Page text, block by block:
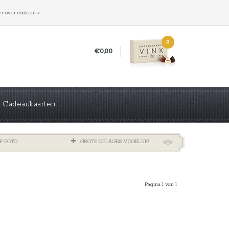
€0,00
0
Cadeaukaarten
FOTO GROTE OPLAGES MOGELIJK!
Pagina 1 van 1
over cookies »